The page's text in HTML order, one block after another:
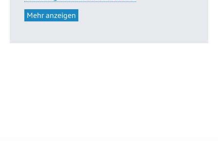
Mehr anzeigen